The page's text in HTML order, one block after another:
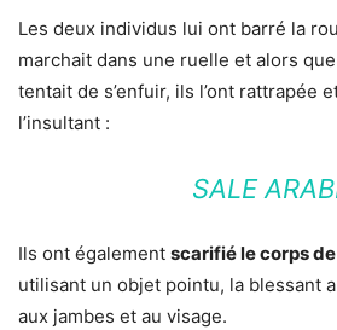
Les deux individus lui ont barré la
marchait dans une ruelle et alors
tentait de s’enfuir, ils l’ont rattrapée
l’insultant :
SALE
Ils ont également scarifié le corps
utilisant un objet pointu, la blessant
aux jambes et au visage.